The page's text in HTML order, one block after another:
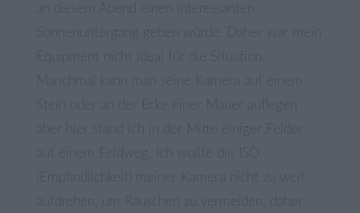
an diesem Abend einen interessanten
Sonnenuntergang geben würde. Daher war mein
Equipment nicht ideal für die Situation.
Manchmal kann man seine Kamera auf einem
Stein oder an der Ecke einer Mauer auflegen
aber hier stand ich in der Mitte einiger Felder
auf einem Feldweg. Ich wollte die ISO
(Empfindlichkeit) meiner Kamera nicht zu weit